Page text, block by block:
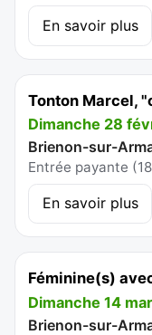
En savoir plus
Tonton Marcel,
Dimanche 28
Brienon-sur-
Entrée payante
En savoir plus
Féminine(s)
Dimanche 14
Brienon-sur-